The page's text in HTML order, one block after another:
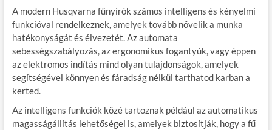
A modern Husqvarna fűnyírók számos intelligens és kényelmi
funkcióval rendelkeznek, amelyek tovább növelik a munka
hatékonyságát és élvezetét. Az automata
sebességszabályozás, az ergonomikus fogantyúk, vagy éppen
az elektromos indítás mind olyan tulajdonságok, amelyek
segítségével könnyen és fáradság nélkül tarthatod karban a
kerted.
Az intelligens funkciók közé tartoznak például az automatikus
magasságállítás lehetőségei is, amelyek biztosítják, hogy a fű